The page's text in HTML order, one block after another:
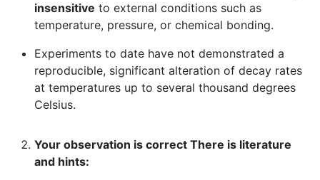
insensitive to external conditions such as
temperature, pressure, or chemical bonding.
Experiments to date have not demonstrated a
reproducible, significant alteration of decay rates
at temperatures up to several thousand degrees
Celsius.
Your observation is correct There is literature
and hints: